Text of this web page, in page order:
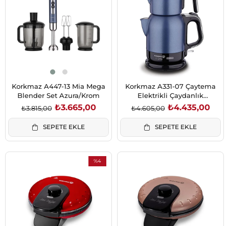
Korkmaz A447-13 Mia Mega
Blender Set Azura/Krom
₺3.665,00
₺3.815,00
SEPETE EKLE
Korkmaz A331-07 Çaytema
Elektrikli Çaydanlık
Azura/Krom
₺4.435,00
₺4.605,00
SEPETE EKLE
%4